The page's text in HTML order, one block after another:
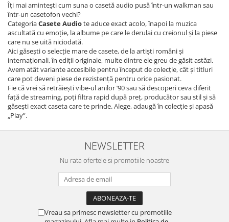
Îți mai amintești cum suna o casetă audio pusă într-un walkman sau
într-un casetofon vechi?
CategoriaCasete Audiote aduce exact acolo, înapoi la muzica
ascultată cu emoție, la albume pe care le derulai cu creionul și la piese
care nu se uită niciodată.
Aici găsești o selecție mare de casete, de la artiști români și
internaționali, în ediții originale, multe dintre ele greu de găsit astăzi.
Avem atât variante accesibile pentru început de colecție, cât și titluri
care pot deveni piese de rezistență pentru orice pasionat.
Fie că vrei să retrăiești vibe-ul anilor ’90 sau să descoperi ceva diferit
față de streaming, poți filtra rapid după preț, producător sau stil și să
găsești exact caseta care te prinde. Alege, adaugă în colecție și apasă
„Play”.
NEWSLETTER
Nu rata ofertele si promotiile noastre
Vreau sa primesc newsletter cu promotiile